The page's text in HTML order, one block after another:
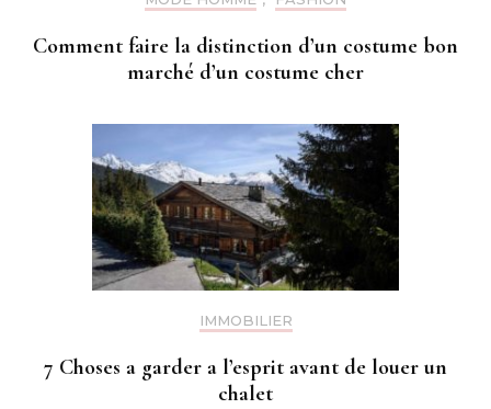
Comment faire la distinction d’un costume bon
marché d’un costume cher
IMMOBILIER
7 Choses a garder a l’esprit avant de louer un
chalet